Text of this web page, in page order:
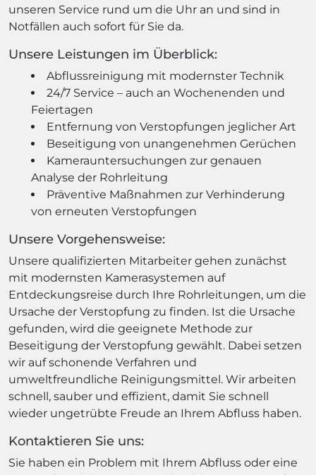
unseren Service rund um die Uhr an und sind in
Notfällen auch sofort für Sie da.
Unsere Leistungen im Überblick:
Abflussreinigung mit modernster Technik
24/7 Service – auch an Wochenenden und
Feiertagen
Entfernung von Verstopfungen jeglicher Art
Beseitigung von unangenehmen Gerüchen
Kamerauntersuchungen zur genauen
Analyse der Rohrleitung
Präventive Maßnahmen zur Verhinderung
von erneuten Verstopfungen
Unsere Vorgehensweise:
Unsere qualifizierten Mitarbeiter gehen zunächst
mit modernsten Kamerasystemen auf
Entdeckungsreise durch Ihre Rohrleitungen, um die
Ursache der Verstopfung zu finden. Ist die Ursache
gefunden, wird die geeignete Methode zur
Beseitigung der Verstopfung gewählt. Dabei setzen
wir auf schonende Verfahren und
umweltfreundliche Reinigungsmittel. Wir arbeiten
schnell, sauber und effizient, damit Sie schnell
wieder ungetrübte Freude an Ihrem Abfluss haben.
Kontaktieren Sie uns:
Sie haben ein Problem mit Ihrem Abfluss oder eine